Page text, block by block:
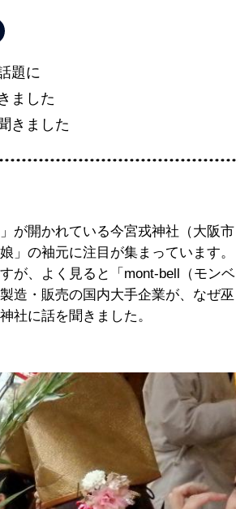
題に
ました
きました
が開かれている今宮戎神社（大阪市
」の袖元に注目が集まっています。
が、よく見ると「mont-bell（モンベ
造・販売の国内大手企業が、なぜ巫
に話を聞きました。